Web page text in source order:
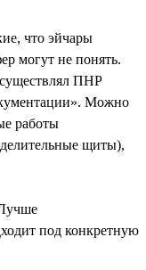
что эйчары
могут не понять.
ПНР
Можно
работы
щиты),
под конкретную